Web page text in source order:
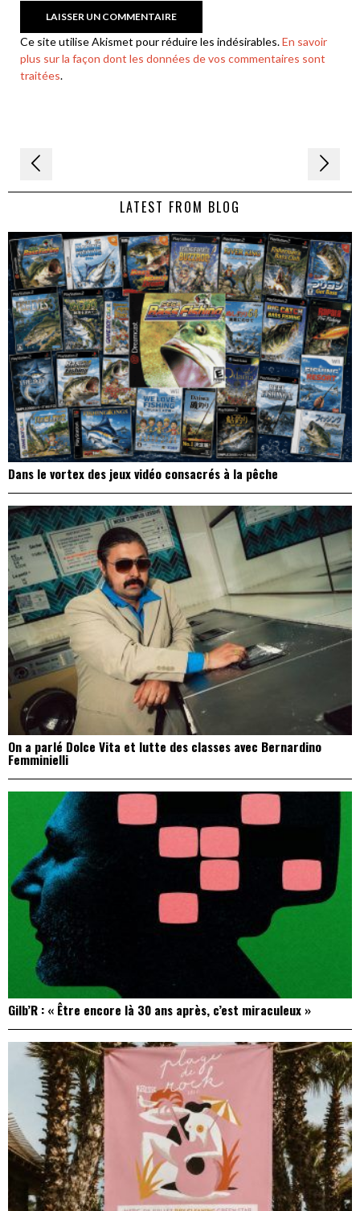
Ce site utilise Akismet pour réduire les indésirables.En savoir
plus sur la façon dont les données de vos commentaires sont
traitées.
Navigation
de LATEST FROM BLOG
Dans le vortex des jeux vidéo consacrés à la pêche
On a parlé Dolce Vita et lutte des classes avec Bernardino
Femminielli
Gilb’R : « Être encore là 30 ans après, c’est miraculeux »